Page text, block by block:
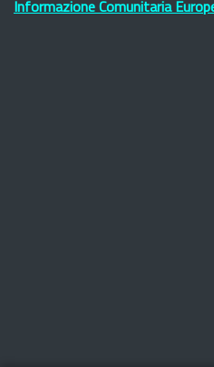
Informazione Comunitaria